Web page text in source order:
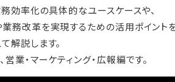
効率化の具体的なユースケースや、
務改革を実現するための活用ポイントを
解説します。
業・マーケティング・広報編です。